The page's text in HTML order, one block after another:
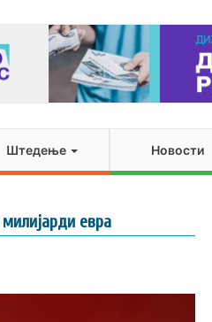
Штедење Новости
евра